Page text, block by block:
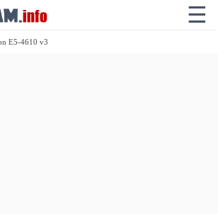
☰
E5-4610 v3